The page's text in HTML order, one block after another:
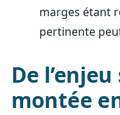
marges étant
pertinente
De
montée